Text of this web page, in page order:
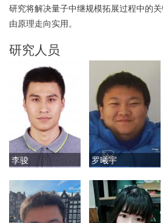
研究将解决量子中继规模拓展过程中的
由原理走向实用。
研究人员
李骏 罗曦宇